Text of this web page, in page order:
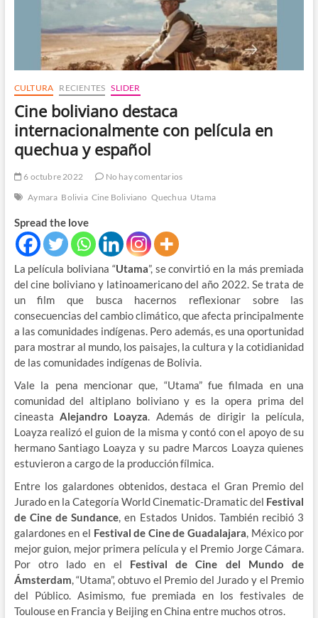
CULTURA RECIENTES SLIDER
Cine boliviano destaca
internacionalmente con película en
quechua y español
6 octubre 2022
No hay comentarios
Aymara Bolivia Cine Boliviano Quechua Utama
Spread the love
La película boliviana “Utama”, se convirtió en la más premiada
del cine boliviano y latinoamericano del año 2022. Se trata de
un film que busca hacernos reflexionar sobre las
consecuencias del cambio climático, que afecta principalmente
a las comunidades indígenas. Pero además, es una oportunidad
para mostrar al mundo, los paisajes, la cultura y la cotidianidad
de las comunidades indígenas de Bolivia.
Vale la pena mencionar que, “Utama” fue filmada en una
comunidad del altiplano boliviano y es la opera prima del
cineastaAlejandro Loayza. Además de dirigir la película,
Loayza realizó el guion de la misma y contó con el apoyo de su
hermano Santiago Loayza y su padre Marcos Loayza quienes
estuvieron a cargo de la producción fílmica.
Entre los galardones obtenidos, destaca el Gran Premio del
Jurado en la Categoría World Cinematic-Dramatic del Festival
de Cine de Sundance, en Estados Unidos. También recibió 3
galardones en el Festival de Cine de Guadalajara, México por
mejor guion, mejor primera película y el Premio Jorge Cámara.
Por otro lado en el Festival de Cine del Mundo de
Ámsterdam, “Utama”, obtuvo el Premio del Jurado y el Premio
del Público. Asimismo, fue premiada en los festivales de
Toulouse en Francia y Beijing en China entre muchos otros.